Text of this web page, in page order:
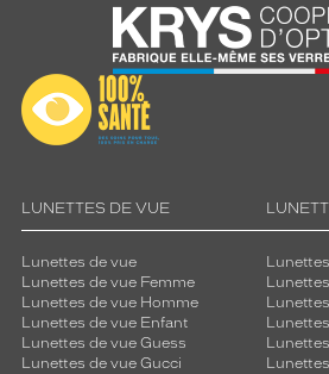
LUNETTES DE VUE
Lunettes de vue
Lunettes de vue Femme
Lunettes de vue Homme
Lunettes de vue Enfant
Lunettes de vue Guess
Lunettes de vue Gucci